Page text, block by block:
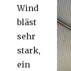
Wind
bläst
sehr
stark,
ein